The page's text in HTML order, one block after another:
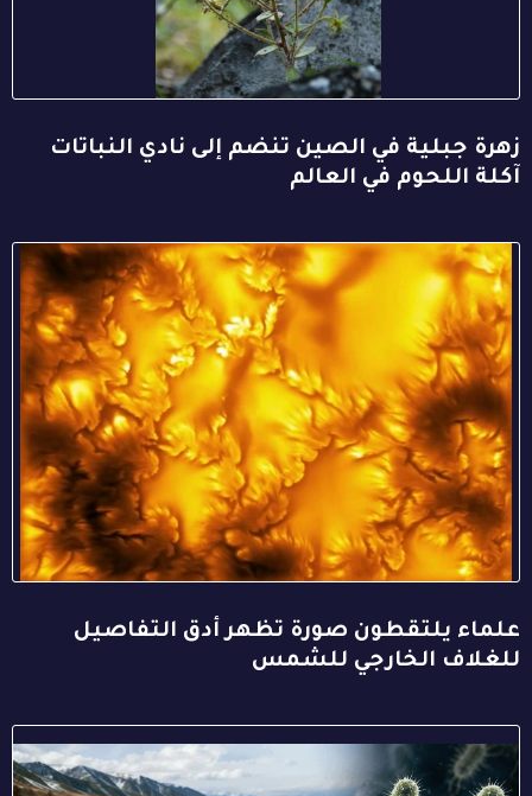
زهرة جبلية في الصين تنضم إلى نادي النباتات
آكلة اللحوم في العالم
علماء يلتقطون صورة تظهر أدق التفاصيل
للغلاف الخارجي للشمس